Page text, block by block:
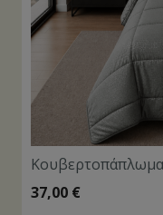
37,00 €